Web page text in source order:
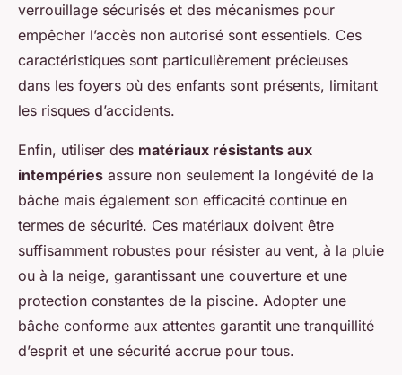
verrouillage sécurisés et des mécanismes pour
empêcher l’accès non autorisé sont essentiels. Ces
caractéristiques sont particulièrement précieuses
dans les foyers où des enfants sont présents, limitant
les risques d’accidents.
Enfin, utiliser des matériaux résistants aux
intempéries assure non seulement la longévité de la
bâche mais également son efficacité continue en
termes de sécurité. Ces matériaux doivent être
suffisamment robustes pour résister au vent, à la pluie
ou à la neige, garantissant une couverture et une
protection constantes de la piscine. Adopter une
bâche conforme aux attentes garantit une tranquillité
d’esprit et une sécurité accrue pour tous.